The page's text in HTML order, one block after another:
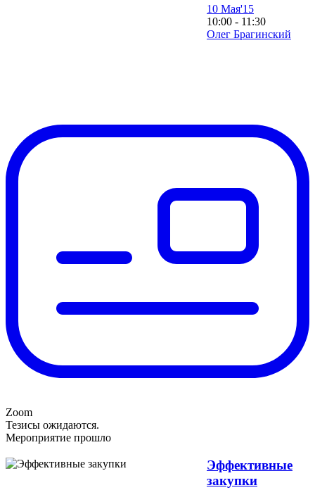
10 Мая'15
10:00 - 11:30
Олег Брагинский
Zoom
Тезисы ожидаются.
Мероприятие прошло
Эффективные
закупки